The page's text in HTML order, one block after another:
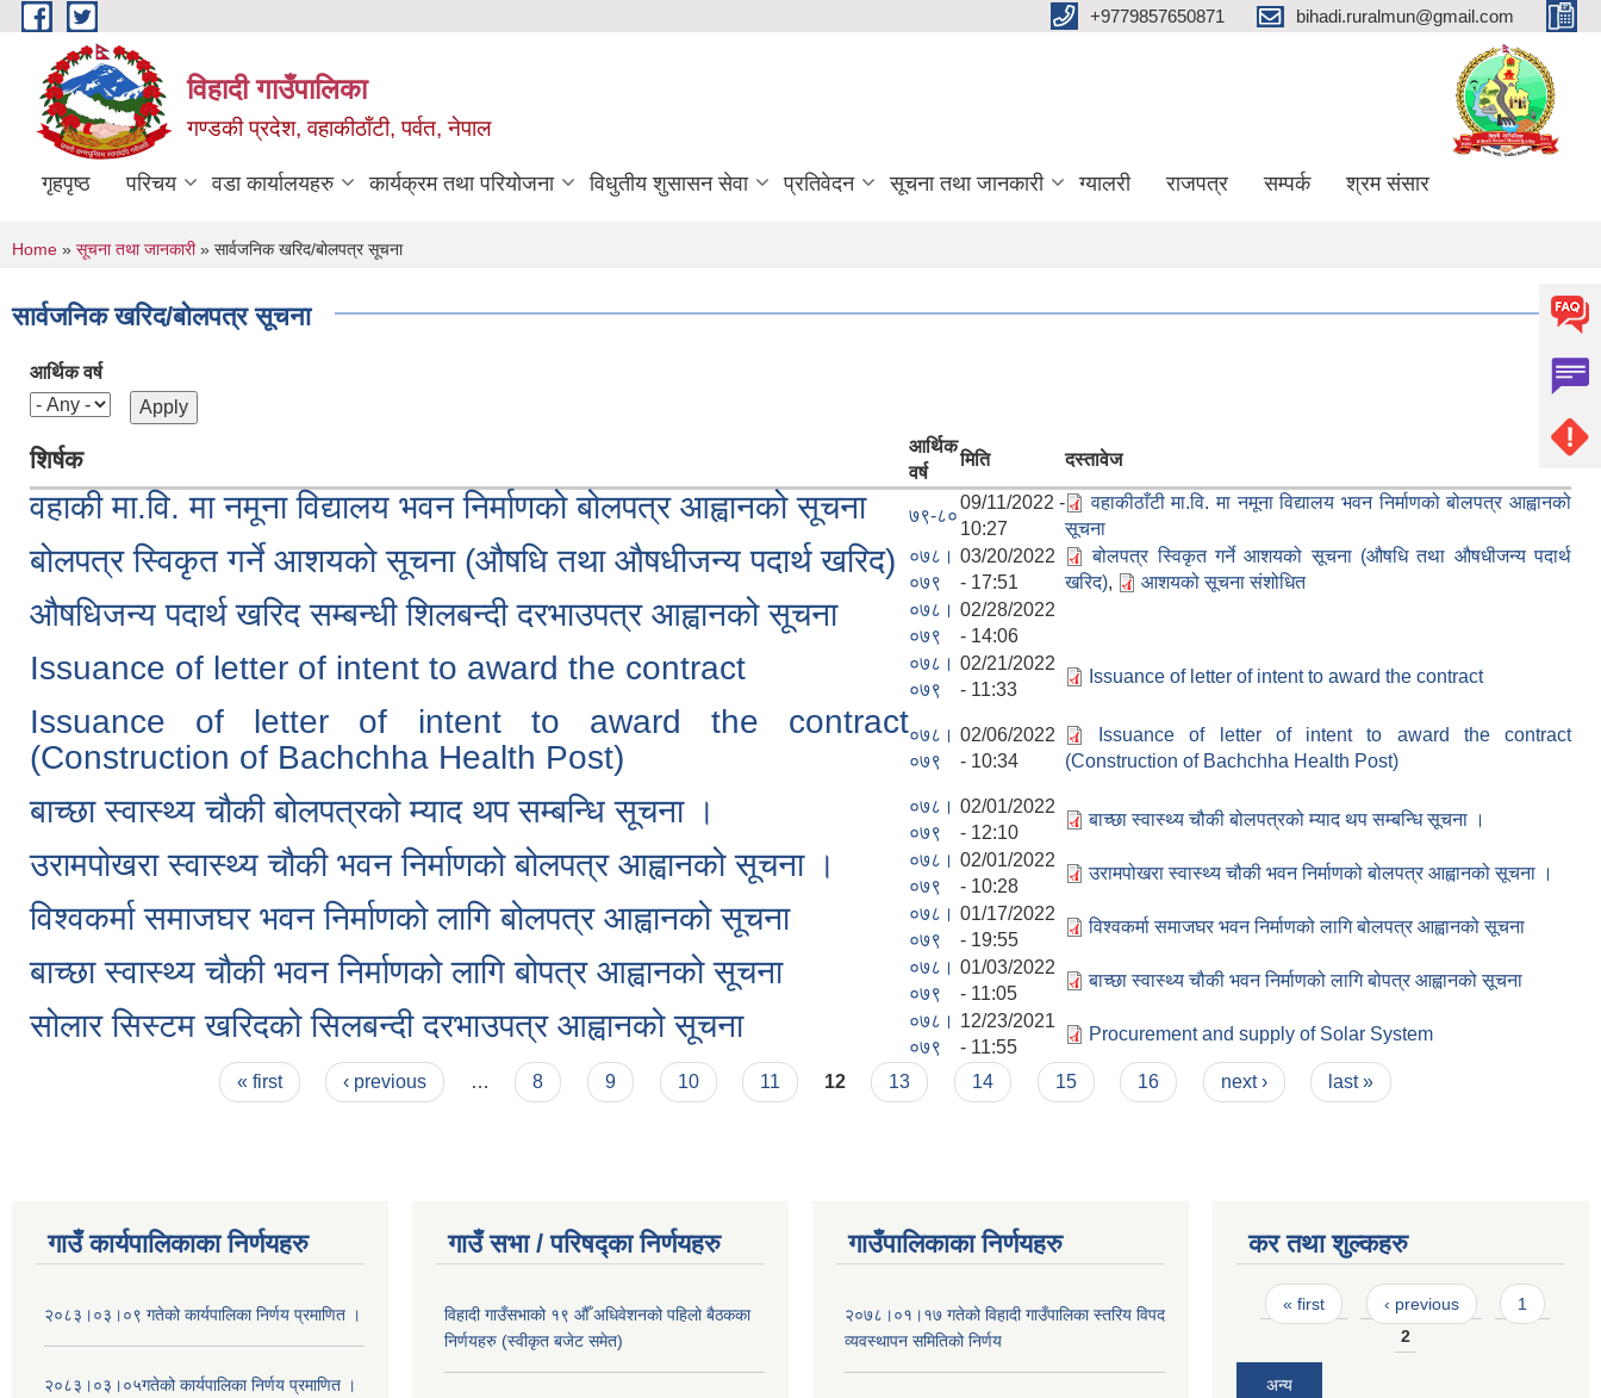
Skip to main content +9779857650871 bihadi.ruralmun@gmail.com
विहादी गाउँपालिका
गण्डकी प्रदेश, वहाकीठाँटी, पर्वत, नेपाल
गृहपृष्ठ परिचय वडा कार्यालयहरु कार्यक्रम तथा परियोजना विधुतीय शुसासन सेवा प्रतिवेदन सूचना तथा जानकारी ग्यालरी राजपत्र सम्पर्क श्रम संसार
You are here
Home » सूचना तथा जानकारी» सार्वजनिक खरिद/बोलपत्र सूचना
सार्वजनिक खरिद/बोलपत्र सूचना
आर्थिक वर्ष
शिर्षक
आर्थिक
वर्ष
मिति दस्तावेज
वहाकी मा.वि. मा नमूना विद्यालय भवन निर्माणको बोलपत्र आह्वानको सूचना ७९-८०
09/11/2022 -
10:27
वहाकीठाँटी मा.वि. मा नमूना विद्यालय भवन निर्माणको बोलपत्र आह्वानको
सूचना
बोलपत्र स्विकृत गर्ने आशयको सूचना (औषधि तथा औषधीजन्य पदार्थ खरिद)
०७८।
०७९
03/20/2022
- 17:51
बोलपत्र स्विकृत गर्ने आशयको सूचना (औषधि तथा औषधीजन्य पदार्थ
खरिद), आशयको सूचना संशोधित
औषधिजन्य पदार्थ खरिद सम्बन्धी शिलबन्दी दरभाउपत्र आह्वानको सूचना
०७८।
०७९
02/28/2022
- 14:06
Issuance of letter of intent to award the contract
०७८।
०७९
02/21/2022
- 11:33
Issuance of letter of intent to award the contract
Issuance of letter of intent to award the contract
(Construction of Bachchha Health Post)
०७८।
०७९
02/06/2022
- 10:34
Issuance of letter of intent to award the contract
(Construction of Bachchha Health Post)
बाच्छा स्वास्थ्य चौकी बोलपत्रको म्याद थप सम्बन्धि सूचना ।
०७८।
०७९
02/01/2022
- 12:10
बाच्छा स्वास्थ्य चौकी बोलपत्रको म्याद थप सम्बन्धि सूचना ।
उरामपोखरा स्वास्थ्य चौकी भवन निर्माणको बोलपत्र आह्वानको सूचना ।
०७८।
०७९
02/01/2022
- 10:28
उरामपोखरा स्वास्थ्य चौकी भवन निर्माणको बोलपत्र आह्वानको सूचना ।
विश्वकर्मा समाजघर भवन निर्माणको लागि बोलपत्र आह्वानको सूचना
०७८।
०७९
01/17/2022
- 19:55
विश्वकर्मा समाजघर भवन निर्माणको लागि बोलपत्र आह्वानको सूचना
बाच्छा स्वास्थ्य चौकी भवन निर्माणको लागि बोपत्र आह्वानको सूचना
०७८।
०७९
01/03/2022
- 11:05
बाच्छा स्वास्थ्य चौकी भवन निर्माणको लागि बोपत्र आह्वानको सूचना
सोलार सिस्टम खरिदको सिलबन्दी दरभाउपत्र आह्वानको सूचना
०७८।
०७९
12/23/2021
- 11:55
Procurement and supply of Solar System
« first ‹ previous … 8 9 10 11 12 13 14 15 16 next › last »
गाउँ कार्यपालिकाका निर्णयहरु
२०८३।०३।०९ गतेको कार्यपालिका निर्णय प्रमाणित ।
२०८३।०३।०५गतेको कार्यपालिका निर्णय प्रमाणित ।
गाउँ सभा / परिषद्का निर्णयहरु
विहादी गाउँसभाको १९ औँ अधिवेशनको पहिलो बैठकका
निर्णयहरु (स्वीकृत बजेट समेत)
गाउँपालिकाका निर्णयहरु
२०७८।०१।१७ गतेको विहादी गाउँपालिका स्तरिय विपद
व्यवस्थापन समितिको निर्णय
कर तथा शुल्कहरु
Pages
« first ‹ previous
1
2
अन्य